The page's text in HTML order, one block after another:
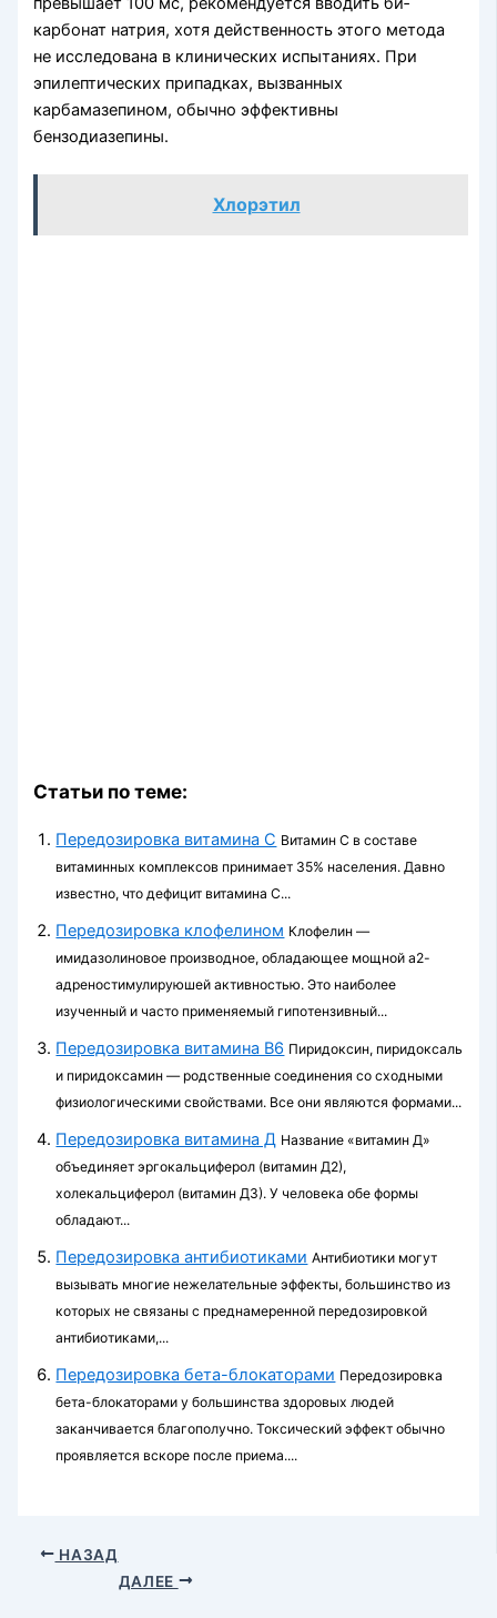
карбонат натрия, хотя действенность этого метода
не исследована в клинических испытаниях. При
эпилептических припадках, вызван­ных
карбамазепином, обычно эффективны
бензодиазепины.
Хлорэтил
Статьи по теме:
Передозировка витамина С Витамин С в составе
витаминных комплексов принимает 35% населения. Давно
известно, что дефицит вита­мина С...
Передозировка клофелином Клофелин —
имидазолиновое производное, обладающее мощной а2-
адреностимулируюшей активностью. Это наиболее
изученный и часто применяемый гипотензивный...
Передозировка витамина В6 Пиридоксин, пиридоксаль
и пиридоксамин — родственные соедине­ния со сходными
физиологическими свойствами. Все они являются формами...
Передозировка витамина Д Название «витамин Д»
объединяет эргокальциферол (витамин Д2),
холекальциферол (витамин Д3). У человека обе формы
обладают...
Передозировка антибиотиками Антибиотики могут
вызывать многие нежелательные эффекты, боль­шинство из
которых не связаны с преднамеренной передозировкой
антибиотиками,...
Передозировка бета-блокаторами Передозировка
бета-блокаторами у большинства здоровых людей
заканчивается благополучно. Токсический эффект обычно
проявляет­ся вскоре после приема....
НАЗАД
ДАЛЕЕ